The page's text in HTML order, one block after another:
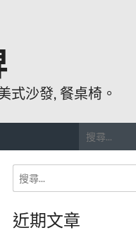
式沙發, 餐桌椅。
近期文章